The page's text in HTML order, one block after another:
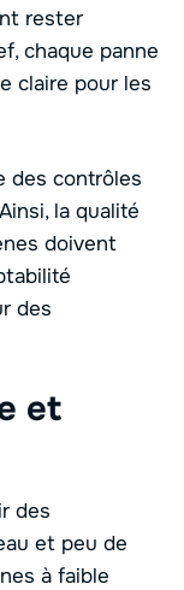
rester
chaque panne
claire pour les
des contrôles
la qualité
doivent
des
et
des
et peu de
à faible